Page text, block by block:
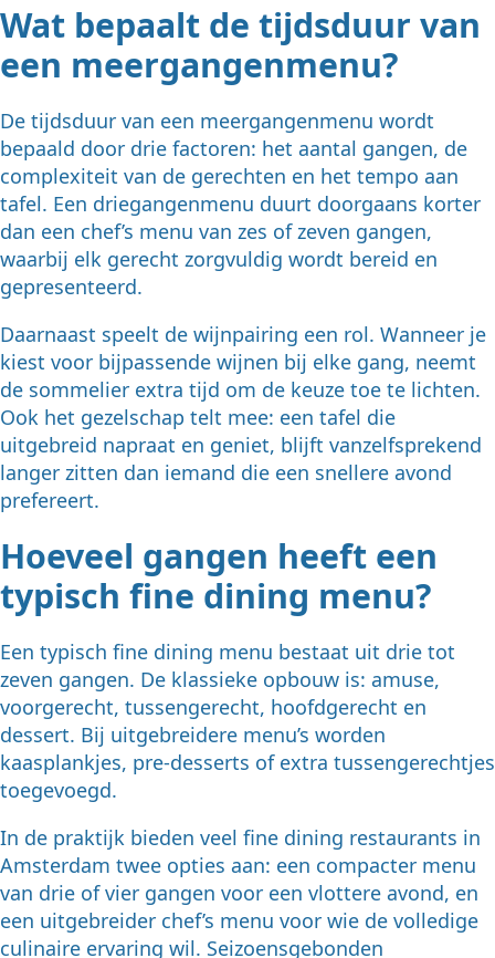
Wat bepaalt de tijdsduur van
een meergangenmenu?
De tijdsduur van een meergangenmenu wordt
bepaald door drie factoren: het aantal gangen, de
complexiteit van de gerechten en het tempo aan
tafel. Een driegangenmenu duurt doorgaans korter
dan een chef’s menu van zes of zeven gangen,
waarbij elk gerecht zorgvuldig wordt bereid en
gepresenteerd.
Daarnaast speelt de wijnpairing een rol. Wanneer je
kiest voor bijpassende wijnen bij elke gang, neemt
de sommelier extra tijd om de keuze toe te lichten.
Ook het gezelschap telt mee: een tafel die
uitgebreid napraat en geniet, blijft vanzelfsprekend
langer zitten dan iemand die een snellere avond
prefereert.
Hoeveel gangen heeft een
typisch fine dining menu?
Een typisch fine dining menu bestaat uit drie tot
zeven gangen. De klassieke opbouw is: amuse,
voorgerecht, tussengerecht, hoofdgerecht en
dessert. Bij uitgebreidere menu’s worden
kaasplankjes, pre-desserts of extra tussengerechtjes
toegevoegd.
In de praktijk bieden veel fine dining restaurants in
Amsterdam twee opties aan: een compacter menu
van drie of vier gangen voor een vlottere avond, en
een uitgebreider chef’s menu voor wie de volledige
culinaire ervaring wil. Seizoensgebonden